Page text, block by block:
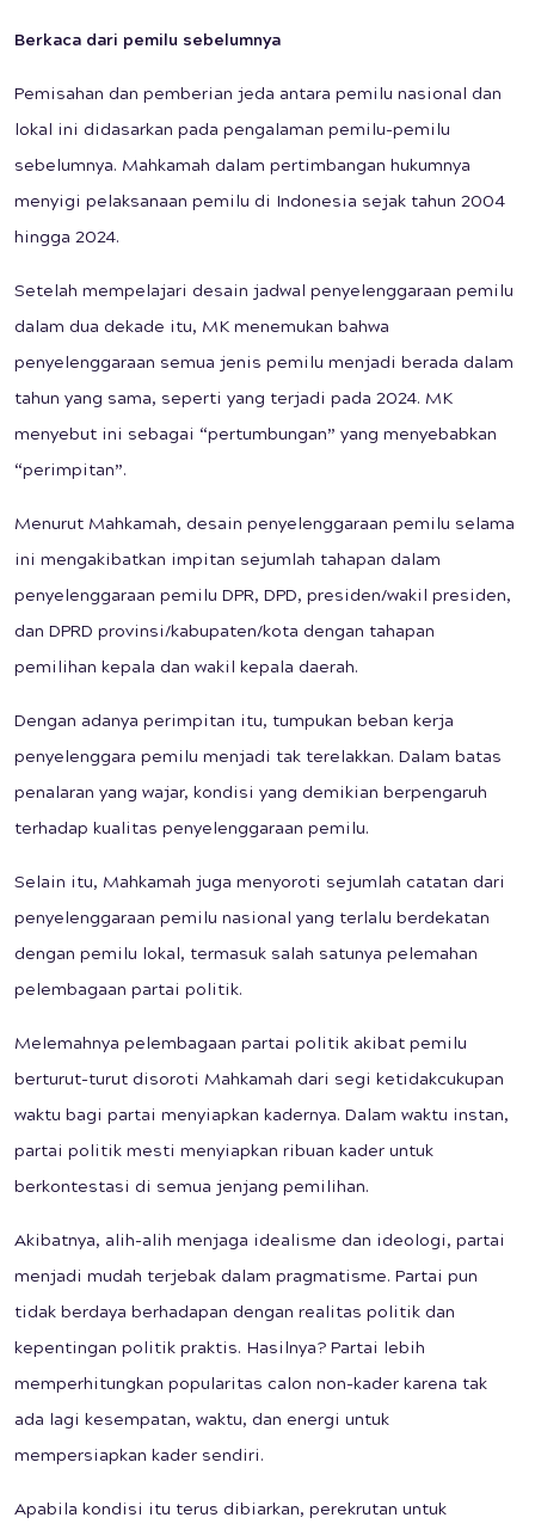
Berkaca dari pemilu sebelumnya
Pemisahan dan pemberian jeda antara pemilu nasional dan
lokal ini didasarkan pada pengalaman pemilu-pemilu
sebelumnya. Mahkamah dalam pertimbangan hukumnya
menyigi pelaksanaan pemilu di Indonesia sejak tahun 2004
hingga 2024.
Setelah mempelajari desain jadwal penyelenggaraan pemilu
dalam dua dekade itu, MK menemukan bahwa
penyelenggaraan semua jenis pemilu menjadi berada dalam
tahun yang sama, seperti yang terjadi pada 2024. MK
menyebut ini sebagai “pertumbungan” yang menyebabkan
“perimpitan”.
Menurut Mahkamah, desain penyelenggaraan pemilu selama
ini mengakibatkan impitan sejumlah tahapan dalam
penyelenggaraan pemilu DPR, DPD, presiden/wakil presiden,
dan DPRD provinsi/kabupaten/kota dengan tahapan
pemilihan kepala dan wakil kepala daerah.
Dengan adanya perimpitan itu, tumpukan beban kerja
penyelenggara pemilu menjadi tak terelakkan. Dalam batas
penalaran yang wajar, kondisi yang demikian berpengaruh
terhadap kualitas penyelenggaraan pemilu.
Selain itu, Mahkamah juga menyoroti sejumlah catatan dari
penyelenggaraan pemilu nasional yang terlalu berdekatan
dengan pemilu lokal, termasuk salah satunya pelemahan
pelembagaan partai politik.
Melemahnya pelembagaan partai politik akibat pemilu
berturut-turut disoroti Mahkamah dari segi ketidakcukupan
waktu bagi partai menyiapkan kadernya. Dalam waktu instan,
partai politik mesti menyiapkan ribuan kader untuk
berkontestasi di semua jenjang pemilihan.
Akibatnya, alih-alih menjaga idealisme dan ideologi, partai
menjadi mudah terjebak dalam pragmatisme. Partai pun
tidak berdaya berhadapan dengan realitas politik dan
kepentingan politik praktis. Hasilnya? Partai lebih
memperhitungkan popularitas calon non-kader karena tak
ada lagi kesempatan, waktu, dan energi untuk
mempersiapkan kader sendiri.
Apabila kondisi itu terus dibiarkan, perekrutan untuk